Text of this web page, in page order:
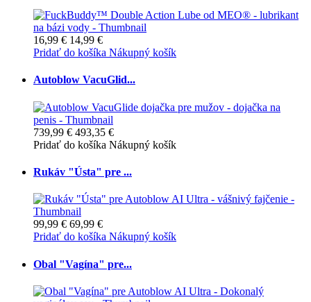
16,99 € 14,99 €
Pridať do košíka Nákupný košík
Autoblow VacuGlid...
739,99 € 493,35 €
Pridať do košíka Nákupný košík
Rukáv "Ústa" pre ...
99,99 € 69,99 €
Pridať do košíka Nákupný košík
Obal "Vagína" pre...